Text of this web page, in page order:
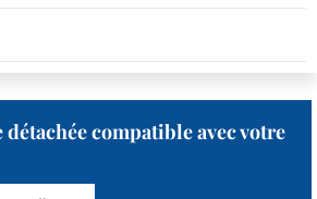
compatible avec votre